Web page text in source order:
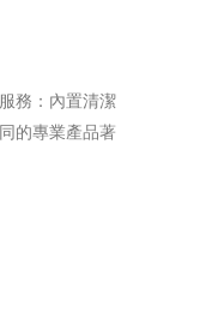
務：內置清潔
的專業產品著